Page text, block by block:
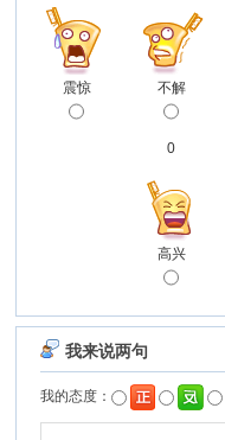
震惊 不解
0
高兴